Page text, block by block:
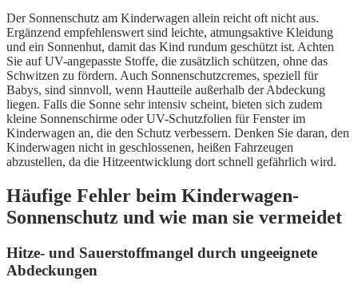
Der Sonnenschutz am Kinderwagen allein reicht oft nicht aus.
Ergänzend empfehlenswert sind leichte, atmungsaktive Kleidung
und ein Sonnenhut, damit das Kind rundum geschützt ist. Achten
Sie auf UV-angepasste Stoffe, die zusätzlich schützen, ohne das
Schwitzen zu fördern. Auch Sonnenschutzcremes, speziell für
Babys, sind sinnvoll, wenn Hautteile außerhalb der Abdeckung
liegen. Falls die Sonne sehr intensiv scheint, bieten sich zudem
kleine Sonnenschirme oder UV-Schutzfolien für Fenster im
Kinderwagen an, die den Schutz verbessern. Denken Sie daran, den
Kinderwagen nicht in geschlossenen, heißen Fahrzeugen
abzustellen, da die Hitzeentwicklung dort schnell gefährlich wird.
Häufige Fehler beim Kinderwagen-
Sonnenschutz und wie man sie vermeidet
Hitze- und Sauerstoffmangel durch ungeeignete
Abdeckungen